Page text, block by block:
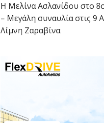
Η Μελίνα Ασλανίδου στο
– Μεγάλη συναυλία στις 9
Λίμνη Ζαραβίνα